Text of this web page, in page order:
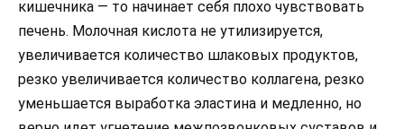
кишечника — то начинает себя плохо чувствовать
печень. Молочная кислота не утилизируется,
увеличивается количество шлаковых продуктов,
резко увеличивается количество коллагена, резко
уменьшается выработка эластина и медленно, но